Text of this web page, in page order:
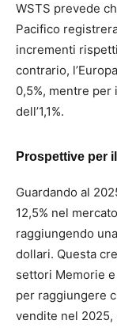
WSTS prevede
Pacifico
incrementi
contrario,
0,5%, mentre
dell’1,1%.
Prospettive per
Guardando al
12,5% nel
raggiungendo
dollari. Questa
settori Memorie
per raggiungere
vendite nel 2025,